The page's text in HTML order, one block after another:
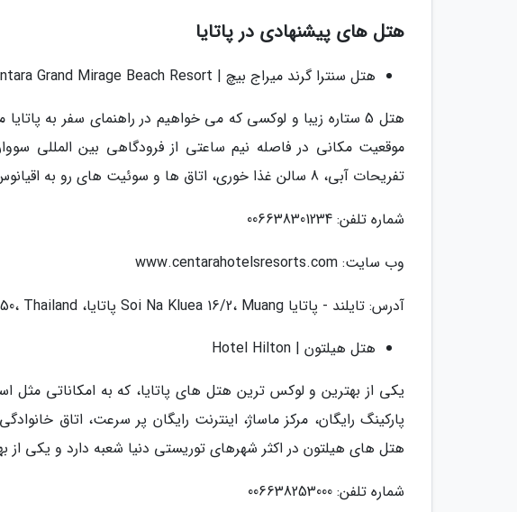
هتل های پیشنهادی در پاتایا
هتل سنترا گرند میراج بیچ | Centara Grand Mirage Beach Resort
هتل 5 ستاره زیبا و لوکسی که می خواهیم در راهنمای سفر به
تفریحات آبی، 8 سالن غذا خوری، اتاق ها و سوئیت های رو به اقیانوس از جمله امکاناتی هستند که در این هتل وجود دارد.
شماره تلفن: 006638301234
وب سایت: www.centarahotelsresorts.com
آدرس: تایلند - پاتایا Soi Na Kluea 16/2، Muang پاتایا، Amphoe Bang Lamung، Chang Wat Chon Buri 20150، Thailand
هتل هیلتون | Hotel Hilton
یکی از بهترین و لوکس ترین هتل های پاتایا، که به امکاناتی
پارکینگ رایگان، مرکز ماساژ، اینترنت رایگان پر سرعت، اتاق
هتل های هیلتون در اکثر شهرهای توریستی دنیا شعبه دارد و یکی از
شماره تلفن: 006638253000